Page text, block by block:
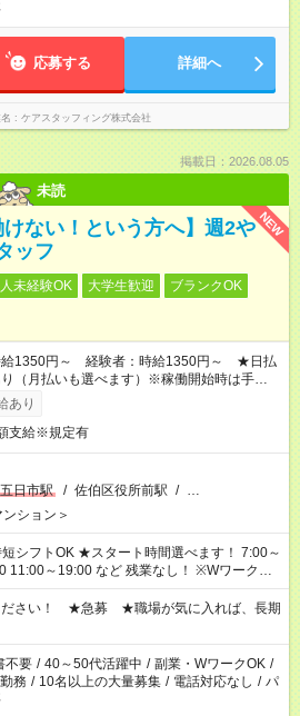
応募する 詳細へ
ケアスタッフィング株式会社
掲載日：2026.08.05
未読
NEW
けない！という方へ】週2や
ッフ
未経験OK 大学生歓迎
ブランクOK
給1350円～ 経験者：時給1350円～ ★日払
（月払いも選べます）※稼働開始時は手続き
となります。
あり
支給※規定有
五日市駅 / 佐伯区役所前駅 / …
ション＞
時間選べます！ 7:00～
～19:00 など 残業なし！ ※Wワークの
合わせ週40時間超の就業はご案内できませ
週20時間以上勤務は社会保険への加入対象
派遣法（日雇い派遣の原則禁止）により、
業はご案内が難しい場合があります
ださい！ ★急募 ★職場が気に入れば、長期
不要 / 40～50代活躍中 / 副業・WワークOK /
務 / 10名以上の大量募集 / 電話対応なし / パ